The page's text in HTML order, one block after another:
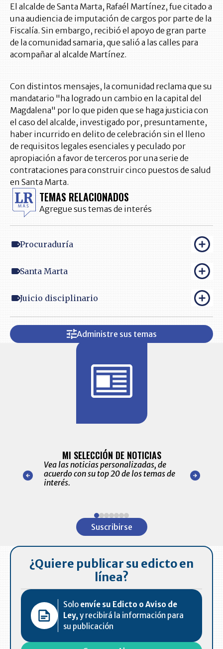
El alcalde de Santa Marta, Rafaél Martínez, fue citado a
una audiencia de imputación de cargos por parte de la
Fiscalía. Sin embargo, recibió el apoyo de gran parte
de la comunidad samaria, que salió a las calles para
acompañar al alcalde Martínez.
Con distintos mensajes, la comunidad reclama que su
mandatario "ha logrado un cambio en la capital del
Magdalena" por lo que piden que se haga justicia con
el caso del alcalde, investigado por, presuntamente,
haber incurrido en delito de celebración sin el lleno
de requisitos legales esenciales y peculado por
apropiación a favor de terceros por una serie de
contrataciones para construir cinco puestos de salud
en Santa Marta.
TEMAS RELACIONADOS
Agregue sus temas de interés
Procuraduría
Santa Marta
Juicio disciplinario
Administre sus temas
nuestro
para
MI SELECCIÓN DE NOTICIAS
Vea las noticias personalizadas, de
acuerdo con su top 20 de los temas de
interés.
de las
Suscribirse
¿Quiere publicar su edicto en
línea?
Solo envíe su Edicto o Aviso de
Ley,y recibirá la información para
su publicación